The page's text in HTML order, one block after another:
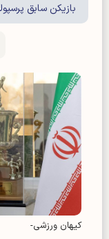
بازیکن سابق
کیهان ورزشی-